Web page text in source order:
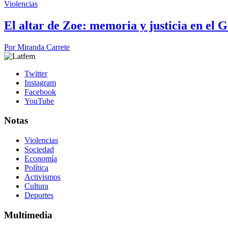
Violencias
El altar de Zoe: memoria y justicia en el
PorMiranda Carrete
Twitter
Instagram
Facebook
YouTube
Notas
Violencias
Sociedad
Economía
Política
Activismos
Cultura
Deportes
Multimedia